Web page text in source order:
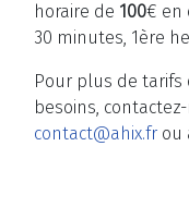
horaire de 100€ en
30 minutes, 1ère
Pour plus de tarifs
besoins,
contact@ahix.fr ou